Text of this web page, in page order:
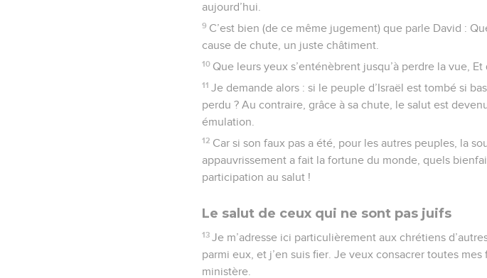
aujourd’hui.
9 C’est bien (de ce même jugement) que parle David :
cause de chute, un juste châtiment.
10 Que leurs yeux s’enténèbrent jusqu’à perdre la vue, Et
11 Je demande alors : si le peuple d’Israël est tombé si
perdu ? Au contraire, grâce à sa chute, le salut est
émulation.
12 Car si son faux pas a été, pour les autres peuples, la
appauvrissement a fait la fortune du monde, quels
participation au salut !
Le salut de ceux qui ne sont pas juifs
13 Je m’adresse ici particulièrement aux chrétiens
parmi eux, et j’en suis fier. Je veux consacrer toutes
ministère.